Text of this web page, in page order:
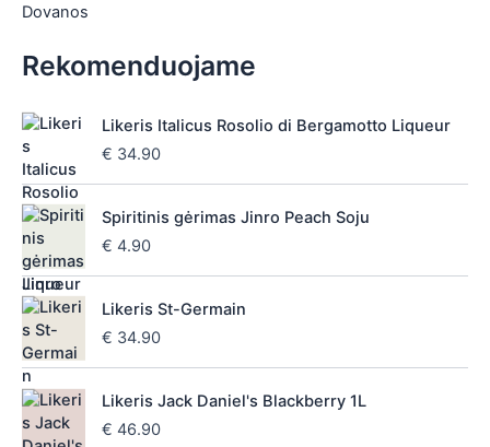
Dovanos
Rekomenduojame
Likeris Italicus Rosolio di Bergamotto Liqueur
€ 34.90
Spiritinis gėrimas Jinro Peach Soju
€ 4.90
Likeris St-Germain
€ 34.90
Likeris Jack Daniel's Blackberry 1L
€ 46.90